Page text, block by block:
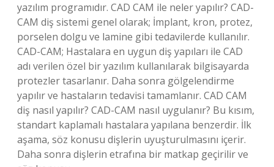
yazılım programıdır. CAD CAM ile neler yapılır? CAD-
CAM diş sistemi genel olarak; İmplant, kron, protez,
porselen dolgu ve lamine gibi tedavilerde kullanılır.
CAD-CAM; Hastalara en uygun diş yapıları ile CAD
adı verilen özel bir yazılım kullanılarak bilgisayarda
protezler tasarlanır. Daha sonra gölgelendirme
yapılır ve hastaların tedavisi tamamlanır. CAD CAM
diş nasıl yapılır? CAD-CAM nasıl uygulanır? Bu kısım,
standart kaplamalı hastalara yapılana benzerdir. İlk
aşama, söz konusu dişlerin uyuşturulmasını içerir.
Daha sonra dişlerin etrafına bir matkap geçirilir ve